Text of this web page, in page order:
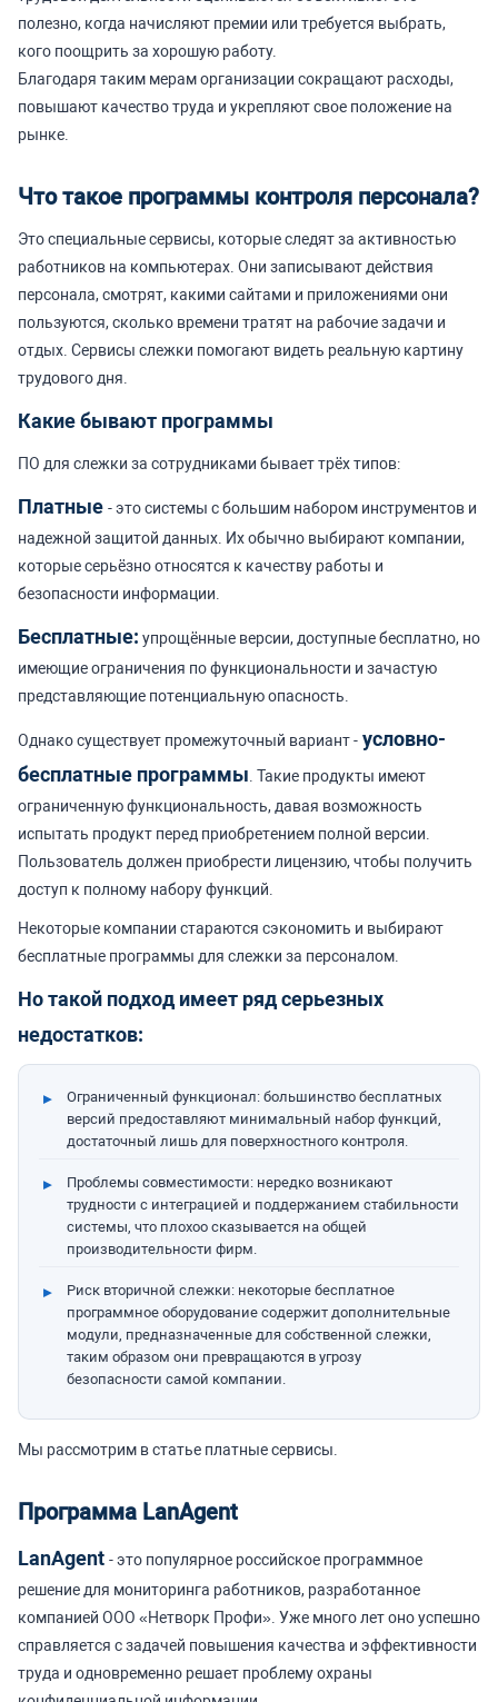
полезно, когда начисляют премии или требуется выбрать,
кого поощрить за хорошую работу.
Благодаря таким мерам организации сокращают расходы,
повышают качество труда и укрепляют свое положение на
рынке.
Что такое программы контроля персонала?
Это специальные сервисы, которые следят за активностью
работников на компьютерах. Они записывают действия
персонала, смотрят, какими сайтами и приложениями они
пользуются, сколько времени тратят на рабочие задачи и
отдых. Сервисы слежки помогают видеть реальную картину
трудового дня.
Какие бывают программы
ПО для слежки за сотрудниками бывает трёх типов:
Платные - это системы с большим набором инструментов и
надежной защитой данных. Их обычно выбирают компании,
которые серьёзно относятся к качеству работы и
безопасности информации.
Бесплатные: упрощённые версии, доступные бесплатно, но
имеющие ограничения по функциональности и зачастую
представляющие потенциальную опасность.
Однако существует промежуточный вариант - условно-
бесплатные программы . Такие продукты имеют
ограниченную функциональность, давая возможность
испытать продукт перед приобретением полной версии.
Пользователь должен приобрести лицензию, чтобы получить
доступ к полному набору функций.
Некоторые компании стараются сэкономить и выбирают
бесплатные программы для слежки за персоналом.
Но такой подход имеет ряд серьезных
недостатков:
Ограниченный функционал: большинство бесплатных
версий предоставляют минимальный набор функций,
достаточный лишь для поверхностного контроля.
Проблемы совместимости: нередко возникают
трудности с интеграцией и поддержанием стабильности
системы, что плохоо сказывается на общей
производительности фирм.
Риск вторичной слежки: некоторые бесплатное
программное оборудование содержит дополнительные
модули, предназначенные для собственной слежки,
таким образом они превращаются в угрозу
безопасности самой компании.
Мы рассмотрим в статье платные сервисы.
Программа LanAgent
LanAgent - это популярное российское программное
решение для мониторинга работников, разработанное
компанией ООО «Нетворк Профи». Уже много лет оно успешно
справляется с задачей повышения качества и эффективности
труда и одновременно решает проблему охраны